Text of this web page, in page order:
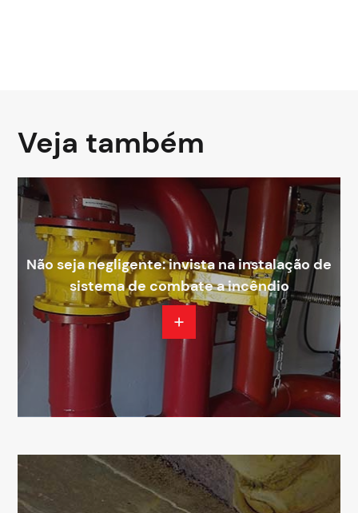
Veja também
Não seja negligente: invista na instalação de
sistema de combate a incêndio